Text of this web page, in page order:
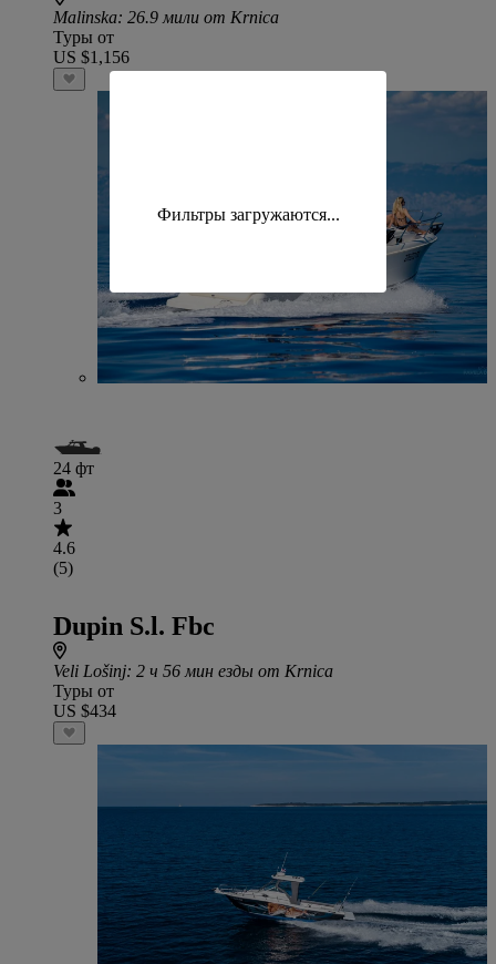
Malinska: 26.9 мили от Krnica
Туры от
US $1,156
24 фт
3
4.6
(5)
Dupin S.l. Fbc
Veli Lošinj: 2 ч 56 мин езды от Krnica
Туры от
US $434
Фильтры загружаются...